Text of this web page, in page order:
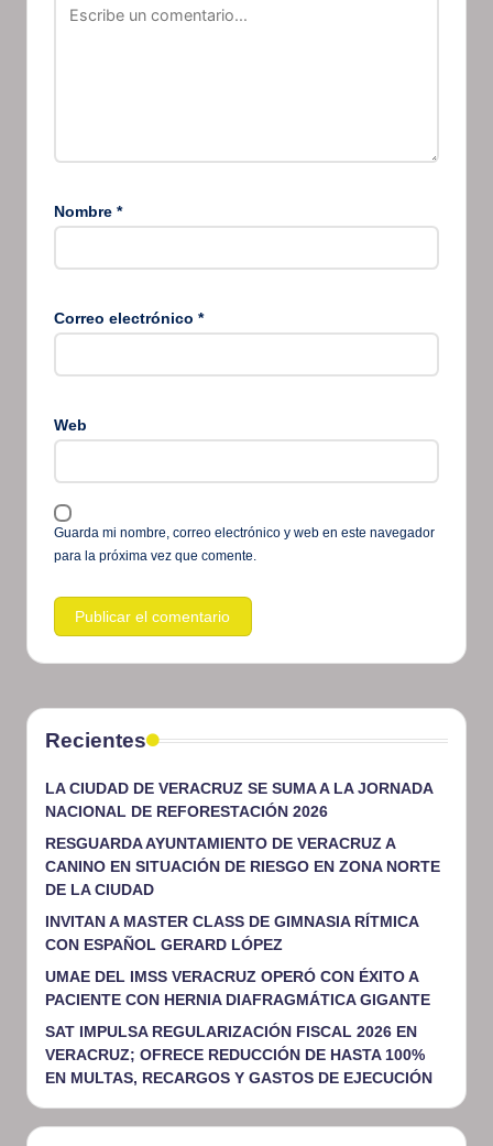
Nombre *
Correo electrónico *
Web
Guarda mi nombre, correo electrónico y web en este navegador
para la próxima vez que comente.
Recientes
LA CIUDAD DE VERACRUZ SE SUMA A LA JORNADA
NACIONAL DE REFORESTACIÓN 2026
RESGUARDA AYUNTAMIENTO DE VERACRUZ A
CANINO EN SITUACIÓN DE RIESGO EN ZONA NORTE
DE LA CIUDAD
INVITAN A MASTER CLASS DE GIMNASIA RÍTMICA
CON ESPAÑOL GERARD LÓPEZ
UMAE DEL IMSS VERACRUZ OPERÓ CON ÉXITO A
PACIENTE CON HERNIA DIAFRAGMÁTICA GIGANTE
SAT IMPULSA REGULARIZACIÓN FISCAL 2026 EN
VERACRUZ; OFRECE REDUCCIÓN DE HASTA 100%
EN MULTAS, RECARGOS Y GASTOS DE EJECUCIÓN